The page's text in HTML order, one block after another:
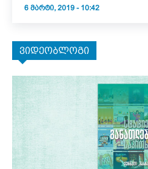
6 ᲛᲐᲠᲢᲘ, 2019 - 10:42
ვიდეობლოგი